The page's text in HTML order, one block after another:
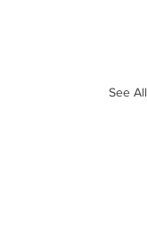
See All